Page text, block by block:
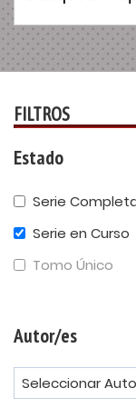
FILTROS
Estado
Serie
Serie en Curso
Tomo Único
Autor/es